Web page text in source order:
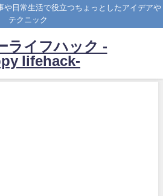
や日常生活で役立つちょっとしたアイデアや
テクニック
ライフハック -
lifehack-